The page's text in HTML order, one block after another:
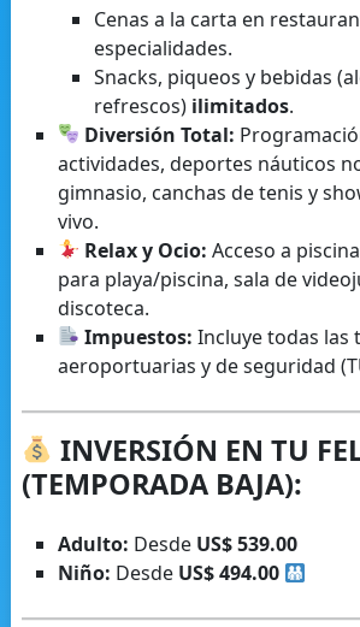
Cenas a la carta en
especialidades.
Snacks, piqueos y bebidas
refrescos) ilimitados.
Diversión Total:
actividades, deportes náuticos
gimnasio, canchas de tenis y
vivo.
Relax y Ocio: Acceso a
para playa/piscina, sala de
discoteca.
Impuestos: Incluye todas las
aeroportuarias y de seguridad
INVERSIÓN EN TU
(TEMPORADA BAJA):
Adulto: Desde US$ 539.00
Niño: Desde US$ 494.00